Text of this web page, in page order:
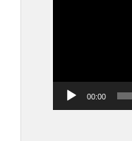
00:00